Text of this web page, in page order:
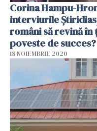
Corina Hampu-
interviurile
români să revină în
poveste de succes?
18 NOIEMBRIE 2020